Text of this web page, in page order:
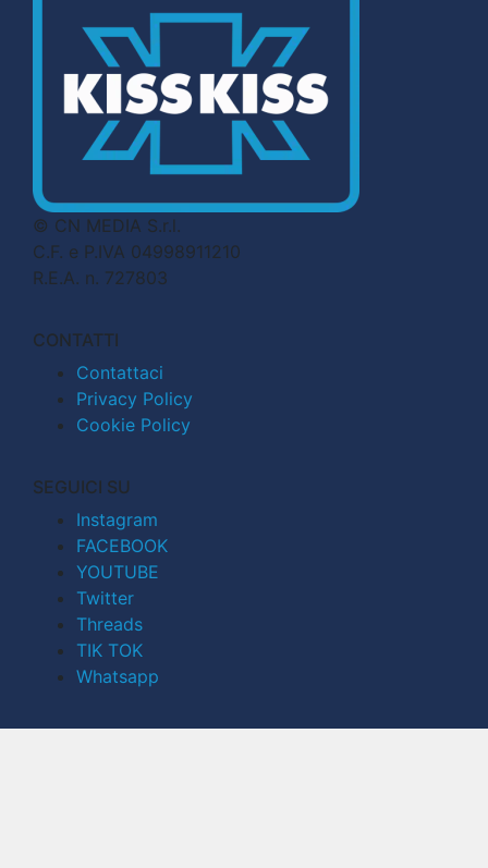
© CN MEDIA S.r.l.
C.F. e P.IVA 04998911210
R.E.A. n. 727803
CONTATTI
Contattaci
Privacy Policy
Cookie Policy
SEGUICI SU
Instagram
FACEBOOK
YOUTUBE
Twitter
Threads
TIK TOK
Whatsapp